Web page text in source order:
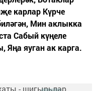
карлар Күрче
Мин аклыкка
Сабый күңеле
яуган ак карга.